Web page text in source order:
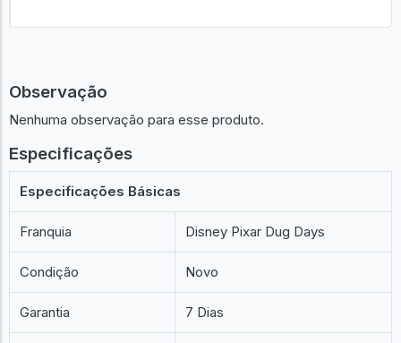
Observação
Nenhuma observação para esse produto.
Especificações
Especificações Básicas
Franquia Disney Pixar Dug Days
Condição Novo
Garantia 7 Dias